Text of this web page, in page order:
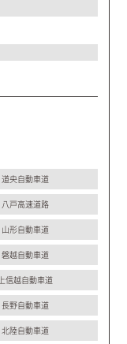
道央自動車道
八戸高速道路
山形自動車道
磐越自動車道
上信越自動車道
長野自動車道
北陸自動車道